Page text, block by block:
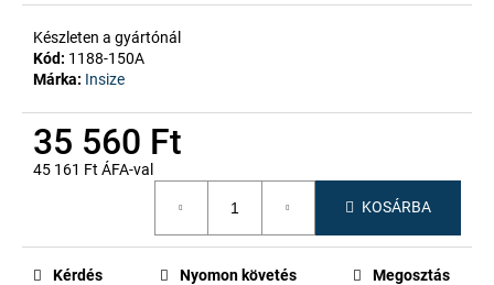
Készleten a gyártónál
Kód: 1188-150A
Márka: Insize
35 560 Ft
45 161 Ft ÁFA-val
KOSÁRBA
Kérdés Nyomon követés Megosztás